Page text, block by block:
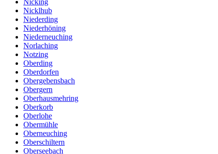
Nicklhub
Niederding
Niederhöning
Niederneuching
Norlaching
Notzing
Oberding
Oberdorfen
Obergebensbach
Obergern
Oberhausmehring
Oberkorb
Oberlohe
Obermühle
Oberneuching
Oberschiltern
Oberseebach